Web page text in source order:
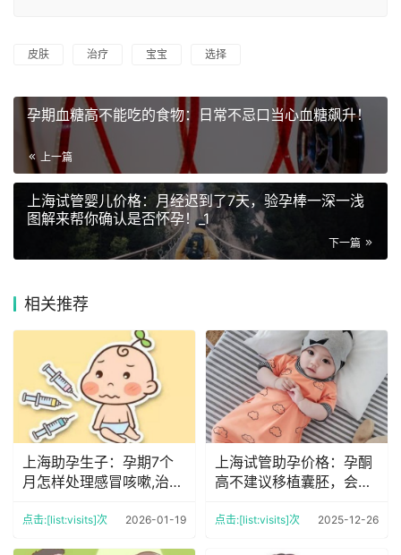
皮肤 治疗 宝宝 选择
孕期血糖高不能吃的食物：日常不忌口当心血糖飙升！
上一篇
上海试管婴儿价格：月经迟到了7天，验孕棒一深一浅
图解来帮你确认是否怀孕！_1
下一篇
相关推荐
上海助孕生子：孕期7个
月怎样处理感冒咳嗽,治疗
点击:[list:visits]次 2026-01-19
上海试管助孕价格：孕酮
高不建议移植囊胚，会出
点击:[list:visits]次 2025-12-26